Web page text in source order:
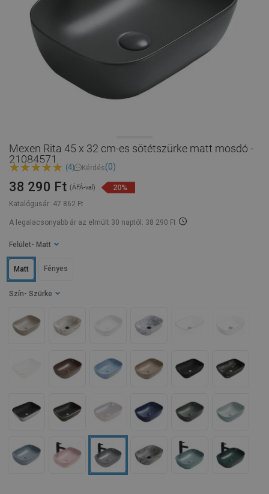
Mexen Rita 45 x 32 cm-es sötétszürke matt mosdó -
21084571
(4) Kérdés(0)
Katalógusár: 47 862 Ft
38 290 Ft (ÁFÁ-val) 20%
A legalacsonyabb ár az elmúlt 30 naptól: 38 290 Ft
Szín - Szürke
Felület - Matt
Matt Fényes